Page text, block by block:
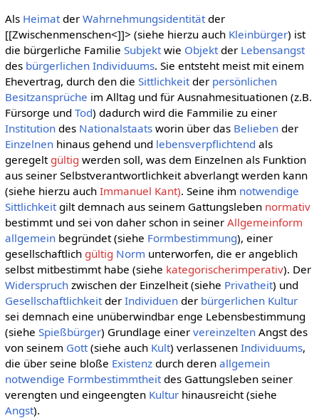
Als Heimatder Wahrnehmungsidentitätder
[[Zwischenmenschen<]]> (siehe hierzu auch Kleinbürger) ist
die bürgerliche Familie Subjektwie Objektder Lebensangst
des bürgerlichen Individuums. Sie entsteht meist mit einem
Ehevertrag, durch den die Sittlichkeitder persönlichen
Besitzansprüche im Alltag und für Ausnahmesituationen (z.B.
Fürsorge und Tod) dadurch wird die Fammilie zu einer
Institutiondes Nationalstaatsworin über das Beliebender
Einzelnenhinaus gehend und lebensverpflichtend als
geregelt gültig werden soll, was dem Einzelnen als Funktion
aus seiner Selbstverantwortlichkeit abverlangt werden kann
(siehe hierzu auch Immanuel Kant). Seine ihm notwendige
Sittlichkeitgilt demnach aus seinem Gattungsleben normativ
bestimmt und sei von daher schon in seiner Allgemeinform
allgemeinbegründet (siehe Formbestimmung), einer
gesellschaftlich gültig Norm unterworfen, die er angeblich
selbst mitbestimmt habe (siehe kategorischerimperativ). Der
Widerspruchzwischen der Einzelheit (siehe Privatheit) und
Gesellschaftlichkeitder Individuender bürgerlichen Kultur
sei demnach eine unüberwindbar enge Lebensbestimmung
(siehe Spießbürger) Grundlage einer vereinzeltenAngst des
von seinem Gott(siehe auch Kult) verlassenen Individuums,
die über seine bloße Existenzdurch deren allgemein
notwendige Formbestimmtheitdes Gattungsleben seiner
verengten und eingeengten Kulturhinausreicht (siehe
Angst).